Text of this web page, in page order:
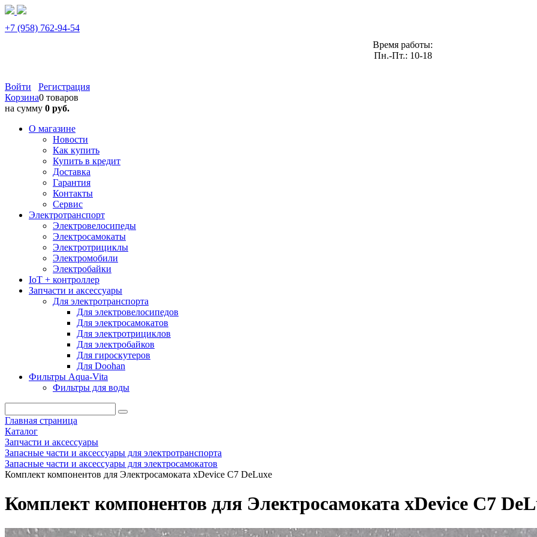
+7 (958) 762-94-54
Время работы:
Пн.-Пт.: 10-18
Войти
Регистрация
Корзина0 товаров
на сумму 0 руб.
О магазине
Новости
Как купить
Купить в кредит
Доставка
Гарантия
Контакты
Сервис
Электротранспорт
Электровелосипеды
Электросамокаты
Электротрициклы
Электромобили
Электробайки
IoT + контроллер
Запчасти и аксессуары
Для электротранспорта
Для электровелосипедов
Для электросамокатов
Для электротрициклов
Для электробайков
Для гироскутеров
Для Doohan
Фильтры Aqua-Vita
Фильтры для воды
Главная страница
Каталог
Запчасти и аксессуары
Запасные части и аксессуары для электротранспорта
Запасные части и аксессуары для электросамокатов
Комплект компонентов для Электросамоката xDevice C7 DeLuxe
Комплект компонентов для Электросамоката xDevice C7